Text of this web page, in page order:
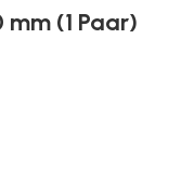
(1 Paar)